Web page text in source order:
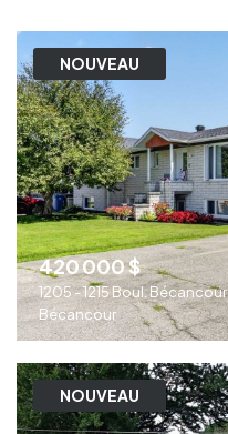
NOUVEAU
420 000 $
1205 - 1215 Boul. Bécancour
Bécancour
NOUVEAU